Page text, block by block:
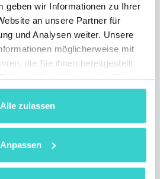
geben wir Informationen zu Ihrer
an unsere Partner für
und Analysen weiter. Unsere
möglicherweise mit
die Sie ihnen bereitgestellt
Alle zulassen
Anpassen
2021
Team
ist ein Vorreiter der
mithilfe der
bewerten.